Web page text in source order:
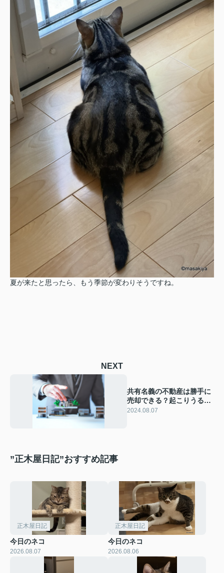
夏が来たと思ったら、もう季節が変わりそうですね。
NEXT
共有名義の不動産は勝手に
売却できる？起こりうるト
ラブルと対処法を解説
2024.08.07
”正木屋日記”おすすめ記事
正木屋日記
今日のネコ
2026.08.07
正木屋日記
今日のネコ
2026.08.06